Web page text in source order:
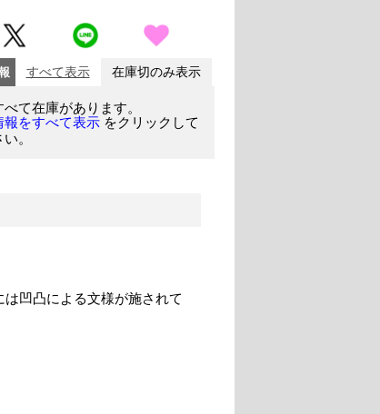
すべて表示 在庫切のみ表示
て在庫があります。
報をすべて表示 をクリックして
。
は凹凸による文様が施されて